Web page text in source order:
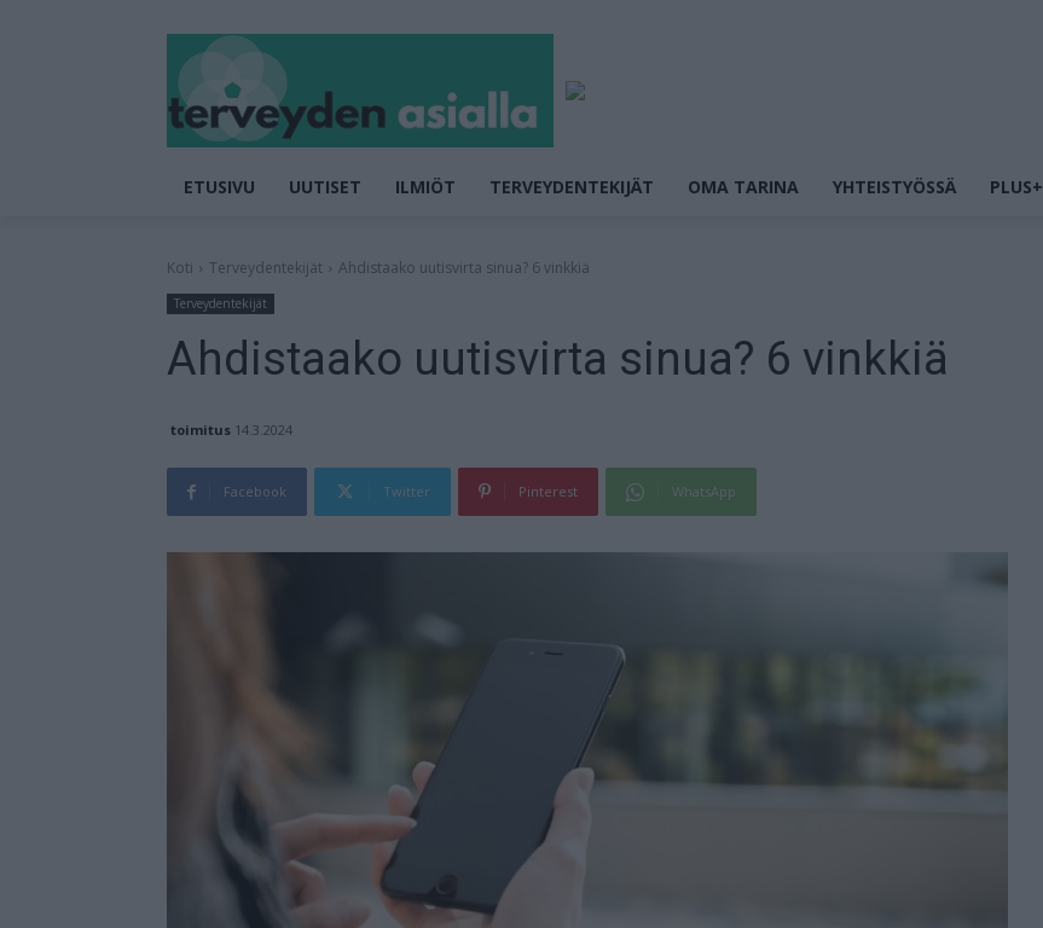
ETUSIVU UUTISET ILMIÖT TERVEYDENTEKIJÄT OMA TARINA YHTEISTYÖSSÄ PLUS+
Koti Terveydentekijät Ahdistaako uutisvirta sinua? 6 vinkkiä
Terveydentekijät
Ahdistaako uutisvirta sinua? 6 vinkkiä
toimitus 14.3.2024
Facebook Twitter Pinterest WhatsApp